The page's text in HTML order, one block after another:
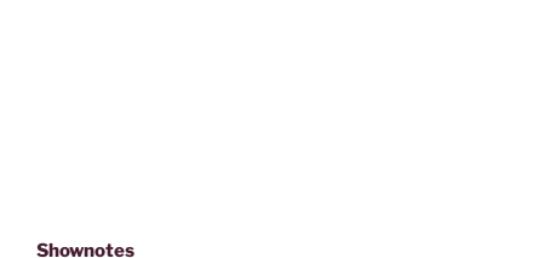
Shownotes